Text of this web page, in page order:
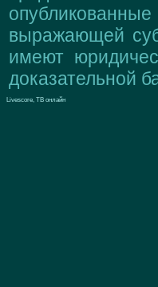
выражающей
имеют
доказательной
Livescore, ТВ онлайн